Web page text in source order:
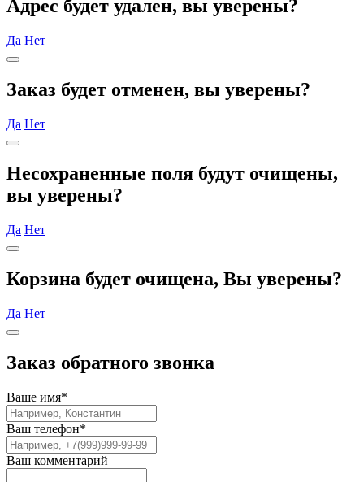
Адрес будет удален, вы уверены?
Да Нет
Заказ будет отменен, вы уверены?
Да Нет
Несохраненные поля будут очищены,
вы уверены?
Да Нет
Корзина будет очищена, Вы уверены?
Да Нет
Заказ обратного звонка
Ваше имя*
Ваш телефон*
Ваш комментарий